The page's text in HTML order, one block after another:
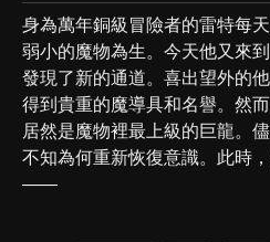
身為萬年銅級冒險者的雷特每
弱小的魔物為生。今天他又來
發現了新的通道。喜出望外的
得到貴重的魔導具和名譽。然
居然是魔物裡最上級的巨龍。
不知為何重新恢復意識。此時
——